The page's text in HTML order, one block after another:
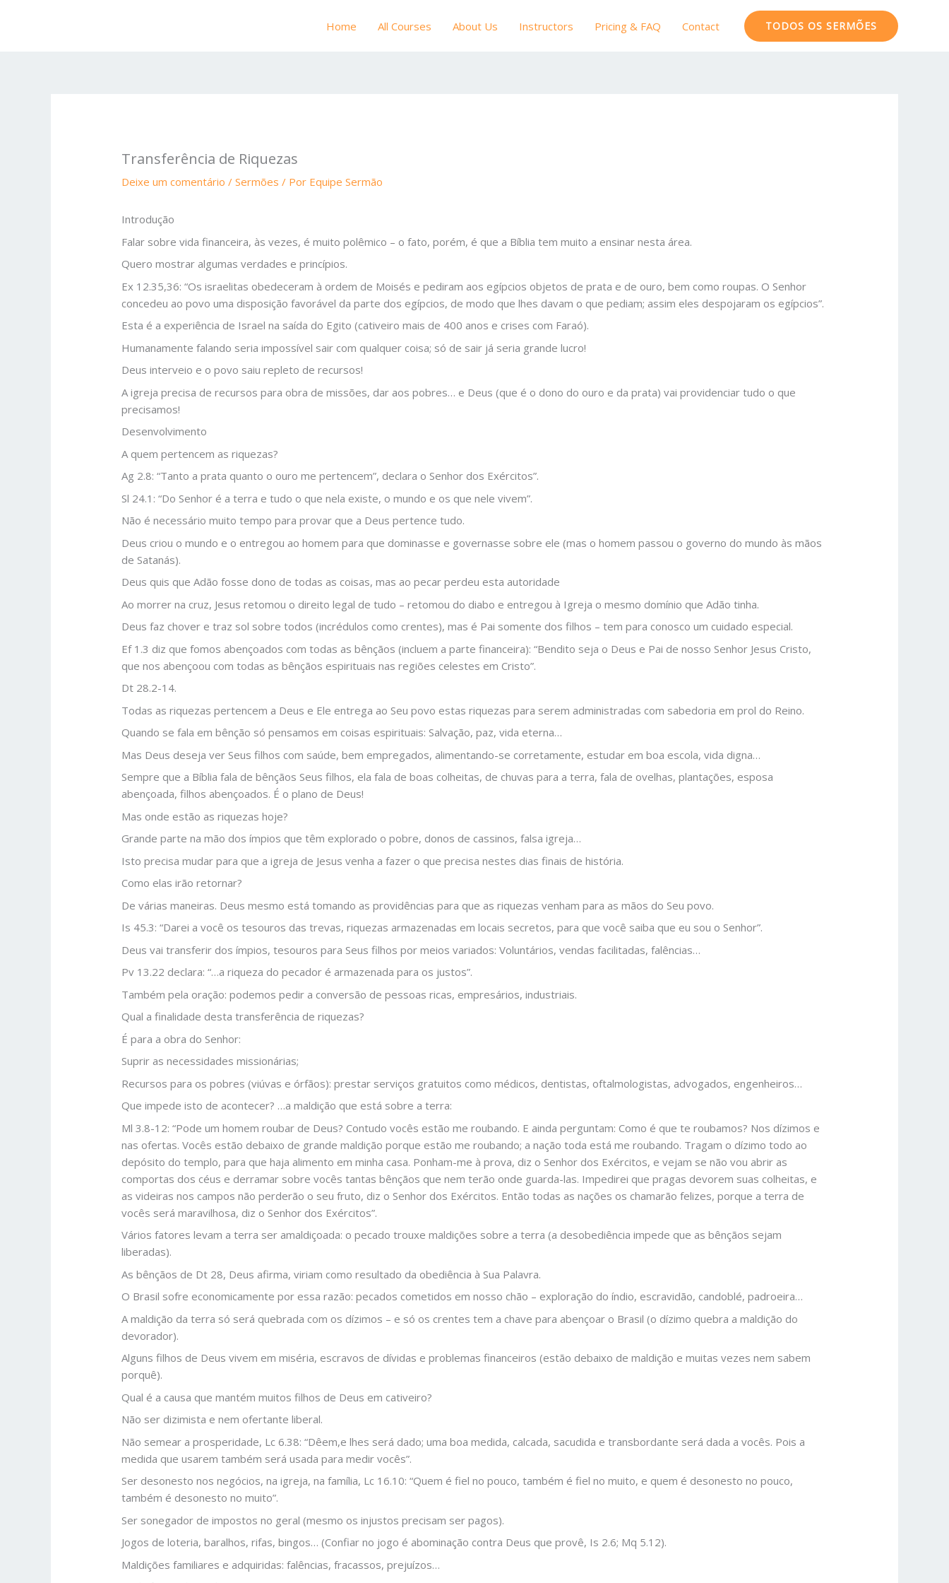
Home All Courses About Us Instructors Pricing & FAQ Contact TODOS OS SERMÕES
Transferência de Riquezas
Deixe um comentário /Sermões / Por Equipe Sermão
Introdução
Falar sobre vida financeira, às vezes, é muito polêmico – o fato, porém, é que a Bíblia tem muito a ensinar nesta área.
Quero mostrar algumas verdades e princípios.
Ex 12.35,36: “Os israelitas obedeceram à ordem de Moisés e pediram aos egípcios objetos de prata e de ouro, bem como roupas. O Senhor
concedeu ao povo uma disposição favorável da parte dos egípcios, de modo que lhes davam o que pediam; assim eles despojaram os egípcios”.
Esta é a experiência de Israel na saída do Egito (cativeiro mais de 400 anos e crises com Faraó).
Humanamente falando seria impossível sair com qualquer coisa; só de sair já seria grande lucro!
Deus interveio e o povo saiu repleto de recursos!
A igreja precisa de recursos para obra de missões, dar aos pobres… e Deus (que é o dono do ouro e da prata) vai providenciar tudo o que
precisamos!
Desenvolvimento
A quem pertencem as riquezas?
Ag 2.8: “Tanto a prata quanto o ouro me pertencem”, declara o Senhor dos Exércitos”.
Sl 24.1: “Do Senhor é a terra e tudo o que nela existe, o mundo e os que nele vivem”.
Não é necessário muito tempo para provar que a Deus pertence tudo.
Deus criou o mundo e o entregou ao homem para que dominasse e governasse sobre ele (mas o homem passou o governo do mundo às mãos
de Satanás).
Deus quis que Adão fosse dono de todas as coisas, mas ao pecar perdeu esta autoridade
Ao morrer na cruz, Jesus retomou o direito legal de tudo – retomou do diabo e entregou à Igreja o mesmo domínio que Adão tinha.
Deus faz chover e traz sol sobre todos (incrédulos como crentes), mas é Pai somente dos filhos – tem para conosco um cuidado especial.
Ef 1.3 diz que fomos abençoados com todas as bênçãos (incluem a parte financeira): “Bendito seja o Deus e Pai de nosso Senhor Jesus Cristo,
que nos abençoou com todas as bênçãos espirituais nas regiões celestes em Cristo”.
Dt 28.2-14.
Todas as riquezas pertencem a Deus e Ele entrega ao Seu povo estas riquezas para serem administradas com sabedoria em prol do Reino.
Quando se fala em bênção só pensamos em coisas espirituais: Salvação, paz, vida eterna…
Mas Deus deseja ver Seus filhos com saúde, bem empregados, alimentando-se corretamente, estudar em boa escola, vida digna…
Sempre que a Bíblia fala de bênçãos Seus filhos, ela fala de boas colheitas, de chuvas para a terra, fala de ovelhas, plantações, esposa
abençoada, filhos abençoados. É o plano de Deus!
Mas onde estão as riquezas hoje?
Grande parte na mão dos ímpios que têm explorado o pobre, donos de cassinos, falsa igreja…
Isto precisa mudar para que a igreja de Jesus venha a fazer o que precisa nestes dias finais de história.
Como elas irão retornar?
De várias maneiras. Deus mesmo está tomando as providências para que as riquezas venham para as mãos do Seu povo.
Is 45.3: “Darei a você os tesouros das trevas, riquezas armazenadas em locais secretos, para que você saiba que eu sou o Senhor”.
Deus vai transferir dos ímpios, tesouros para Seus filhos por meios variados: Voluntários, vendas facilitadas, falências…
Pv 13.22 declara: “…a riqueza do pecador é armazenada para os justos”.
Também pela oração: podemos pedir a conversão de pessoas ricas, empresários, industriais.
Qual a finalidade desta transferência de riquezas?
É para a obra do Senhor:
Suprir as necessidades missionárias;
Recursos para os pobres (viúvas e órfãos): prestar serviços gratuitos como médicos, dentistas, oftalmologistas, advogados, engenheiros…
Que impede isto de acontecer? …a maldição que está sobre a terra:
Ml 3.8-12: “Pode um homem roubar de Deus? Contudo vocês estão me roubando. E ainda perguntam: Como é que te roubamos? Nos dízimos e
nas ofertas. Vocês estão debaixo de grande maldição porque estão me roubando; a nação toda está me roubando. Tragam o dízimo todo ao
depósito do templo, para que haja alimento em minha casa. Ponham-me à prova, diz o Senhor dos Exércitos, e vejam se não vou abrir as
comportas dos céus e derramar sobre vocês tantas bênçãos que nem terão onde guarda-las. Impedirei que pragas devorem suas colheitas, e
as videiras nos campos não perderão o seu fruto, diz o Senhor dos Exércitos. Então todas as nações os chamarão felizes, porque a terra de
vocês será maravilhosa, diz o Senhor dos Exércitos”.
Vários fatores levam a terra ser amaldiçoada: o pecado trouxe maldições sobre a terra (a desobediência impede que as bênçãos sejam
liberadas).
As bênçãos de Dt 28, Deus afirma, viriam como resultado da obediência à Sua Palavra.
O Brasil sofre economicamente por essa razão: pecados cometidos em nosso chão – exploração do índio, escravidão, candoblé, padroeira…
A maldição da terra só será quebrada com os dízimos – e só os crentes tem a chave para abençoar o Brasil (o dízimo quebra a maldição do
devorador).
Alguns filhos de Deus vivem em miséria, escravos de dívidas e problemas financeiros (estão debaixo de maldição e muitas vezes nem sabem
porquê).
Qual é a causa que mantém muitos filhos de Deus em cativeiro?
Não ser dizimista e nem ofertante liberal.
Não semear a prosperidade, Lc 6.38: “Dêem,e lhes será dado; uma boa medida, calcada, sacudida e transbordante será dada a vocês. Pois a
medida que usarem também será usada para medir vocês”.
Ser desonesto nos negócios, na igreja, na família, Lc 16.10: “Quem é fiel no pouco, também é fiel no muito, e quem é desonesto no pouco,
também é desonesto no muito”.
Ser sonegador de impostos no geral (mesmo os injustos precisam ser pagos).
Jogos de loteria, baralhos, rifas, bingos… (Confiar no jogo é abominação contra Deus que provê, Is 2.6; Mq 5.12).
Maldições familiares e adquiridas: falências, fracassos, prejuízos…